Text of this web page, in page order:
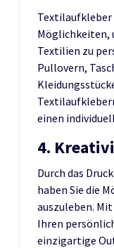
Textilaufkleber
Möglichkeiten,
Textilien zu
Pullovern,
einen
4.
Durch das
haben Sie die
auszuleben.
Ihren
einzigartige